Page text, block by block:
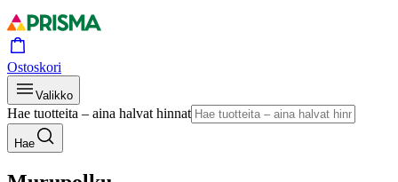
Ostoskori
Valikko
Hae tuotteita – aina halvat hinnat
Hae